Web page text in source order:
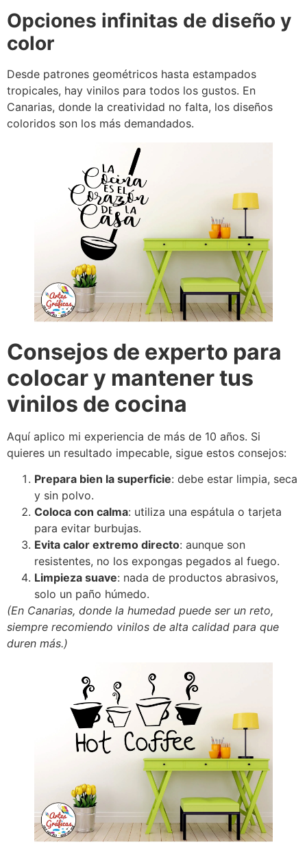
Opciones infinitas de diseño y
color
Desde patrones geométricos hasta estampados
tropicales, hay vinilos para todos los gustos. En
Canarias, donde la creatividad no falta, los diseños
coloridos son los más demandados.
Consejos de experto para
colocar y mantener tus
vinilos de cocina
Aquí aplico mi experiencia de más de 10 años. Si
quieres un resultado impecable, sigue estos consejos:
Prepara bien la superficie: debe estar limpia, seca
y sin polvo.
Coloca con calma: utiliza una espátula o tarjeta
para evitar burbujas.
Evita calor extremo directo: aunque son
resistentes, no los expongas pegados al fuego.
Limpieza suave: nada de productos abrasivos,
solo un paño húmedo.
(En Canarias, donde la humedad puede ser un reto,
siempre recomiendo vinilos de alta calidad para que
duren más.)